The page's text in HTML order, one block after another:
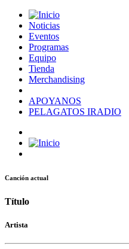
Noticias
Eventos
Programas
Equipo
Tienda
Merchandising
APOYANOS
PELAGATOS IRADIO
Canción actual
Título
Artista